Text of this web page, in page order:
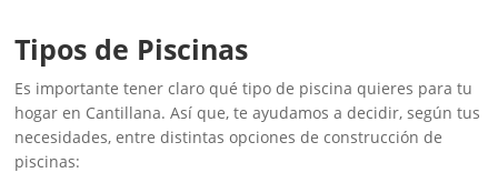
Tipos de Piscinas
Es importante tener claro qué tipo de piscina quieres para tu
hogar en Cantillana. Así que, te ayudamos a decidir, según tus
necesidades, entre distintas opciones de construcción de
piscinas: